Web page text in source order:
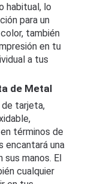
habitual, lo
para un
también
en tu
a tus
de Metal
tarjeta,
términos de
encantará una
manos. El
cualquier